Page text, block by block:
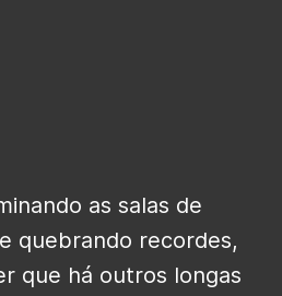
as salas de
quebrando recordes,
que há outros longas